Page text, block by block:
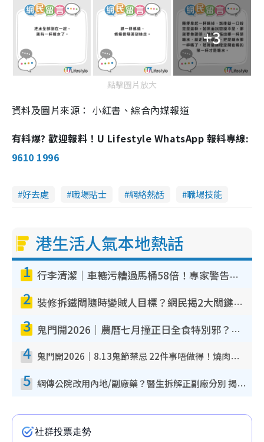
+3
點擊圖片放大
資料及圖片來源： 小紅書、綜合內媒報道
有料爆? 歡迎報料！U Lifestyle WhatsApp 報料專線:
9610 1996
好去處 職場貼士 網絡熱話 職場技能
港生活人氣本地熱話
1 行李清潔｜車轆污糟過馬桶58倍！專家警告忌用酒精抹 教1招免污手除菌
2 裝修拆鐵閘隨時變賊人目標？網民揭2大關鍵用途：裝新式等於白裝？附新舊鐵閘分別
3 鬼門開2026｜農曆七月撞正日全食特別邪？專家警告切忌做一事！揭4大禁忌+2招保平安
4 鬼門開2026｜8.13鬼節禁忌 22件事唔做得！燒肉、刺身要少食？半夜勿吹口哨/打呢個電話
5 網傳公院改用內地/副廠藥？醫生拆解正副廠分別 揭4類人換藥隨時出事